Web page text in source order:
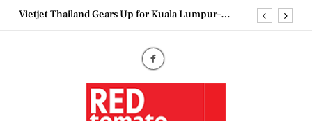
SkipEpson reinvents affordable printing with next-
Couture Fashion Week Malaysia 2026– Press
MBEW 2026 Unites Global Stakeholders to Shape
the Future of Business Events
Vietjet Thailand Gears Up for Kuala Lumpur–
Bangkok Service Launch on9 October